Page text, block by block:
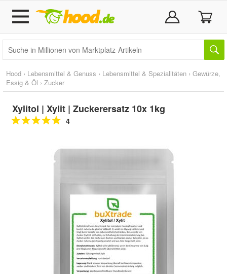
Hood › Lebensmittel & Genuss › Lebensmittel & Spezialitäten › Gewürze,
Essig & Öl › Zucker
Xylitol | Xylit | Zuckerersatz 10x 1kg
4